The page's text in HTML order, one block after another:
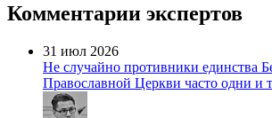
Комментарии экспертов
31 июл 2026
Не случайно противники единства
Православной Церкви часто одни и